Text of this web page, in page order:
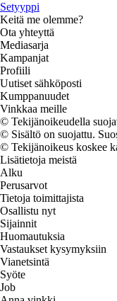
Setyyppi
Keitä me olemme?
Ota yhteyttä
Mediasarja
Kampanjat
Profiili
Uutiset sähköposti
Kumppanuudet
Vinkkaa meille
© Tekijänoikeudella
© Sisältö on suojattu.
© Tekijänoikeus koskee
Lisätietoja meistä
Alku
Perusarvot
Tietoja toimittajista
Osallistu nyt
Sijainnit
Huomautuksia
Vastaukset kysymyksiin
Vianetsintä
Syöte
Job